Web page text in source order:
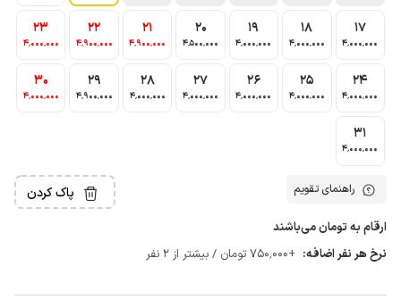
17
4٬000٬000
18
4٬000٬000
19
4٬000٬000
20
4٬500٬000
21
4٬900٬000
22
4٬900٬000
23
4٬000٬000
24
4٬000٬000
25
4٬000٬000
26
4٬000٬000
27
4٬000٬000
28
4٬000٬000
29
4٬900٬000
30
4٬000٬000
31
4٬000٬000
راهنمای تقویم پاک کردن
ارقام به تومان می‌باشند
نرخ هر نفر اضافه: +750٬000 تومان / بیشتر از 2 نفر